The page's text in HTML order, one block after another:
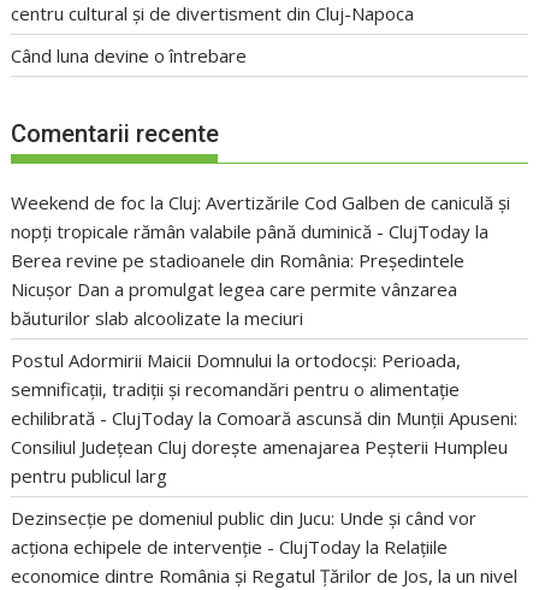
centru cultural și de divertisment din Cluj-Napoca
Când luna devine o întrebare
Comentarii recente
Weekend de foc la Cluj: Avertizările Cod Galben de caniculă și
nopți tropicale rămân valabile până duminică - ClujToday la
Berea revine pe stadioanele din România: Președintele
Nicușor Dan a promulgat legea care permite vânzarea
băuturilor slab alcoolizate la meciuri
Postul Adormirii Maicii Domnului la ortodocși: Perioada,
semnificații, tradiții și recomandări pentru o alimentație
echilibrată - ClujToday laComoară ascunsă din Munții Apuseni:
Consiliul Județean Cluj dorește amenajarea Peșterii Humpleu
pentru publicul larg
Dezinsecție pe domeniul public din Jucu: Unde și când vor
acționa echipele de intervenție - ClujToday la Relațiile
economice dintre România și Regatul Țărilor de Jos, la un nivel